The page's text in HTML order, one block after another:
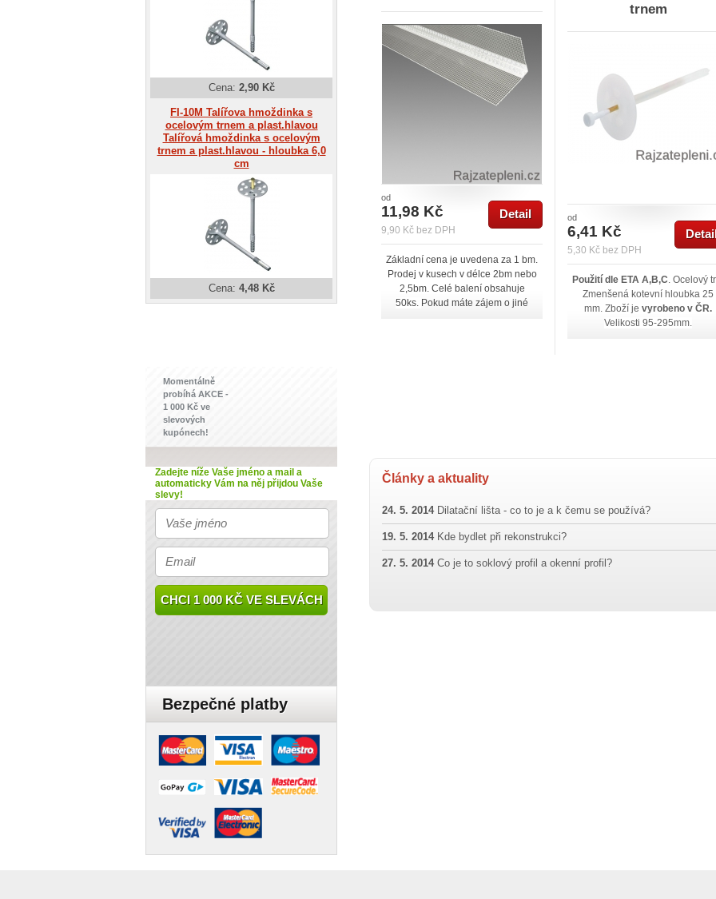
od
11,98 Kč
9,90 Kč bez DPH
Detail
Základní cena je uvedena za 1 bm.
Prodej v kusech v délce 2bm nebo
2,5bm. Celé balení obsahuje
50ks. Pokud máte zájem o jiné
trnem
od
6,41 Kč
5,30 Kč bez DPH
Použití dle ETA A,B,C. Ocelový
Zmenšená kotevní hloubka 25
mm. Zboží je vyrobeno v ČR.
Velikosti 95-295mm.
Články a aktuality
24. 5. 2014Dilatační lišta - co to je a k čemu se používá?
19. 5. 2014Kde bydlet při rekonstrukci?
27. 5. 2014Co je to soklový profil a okenní profil?
Cena: 2,90 Kč
FI-10M Talířova hmoždinka s
ocelovým trnem a plast.hlavou
Talířová hmoždinka s ocelovým
trnem a plast.hlavou - hloubka 6,0
cm
Cena: 4,48 Kč
Momentálně
probíhá AKCE -
1 000 Kč ve
slevových
kupónech!
Zadejte níže Vaše jméno a mail a
automaticky Vám na něj přijdou Vaše
slevy!
CHCI 1 000 KČ VE SLEVÁCH
Bezpečné platby